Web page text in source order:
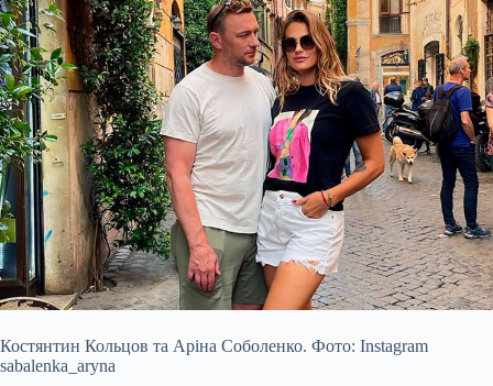
Костянтин Кольцов та Аріна Соболенко. Фото: Instagram
sabalenka_aryna